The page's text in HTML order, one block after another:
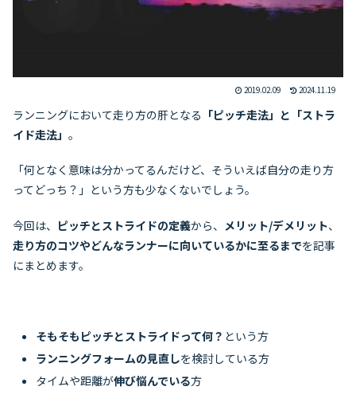
2019.02.09 2024.11.19
ランニングにおいて走り方の肝となる 「ピッチ走法」と「ストラ
イド走法」 。
「何となく意味は分かってるんだけど、そういえば自分の走り方
ってどっち？」という方も少なくないでしょう。
今回は、 ピッチとストライドの定義から、 メリット/デメリット、
走り方のコツやどんなランナーに向いているかに至るまでを記事
にまとめます。
そもそもピッチとストライドって何？ という方
ランニングフォームの見直しを検討している方
タイムや距離が伸び悩んでいる方